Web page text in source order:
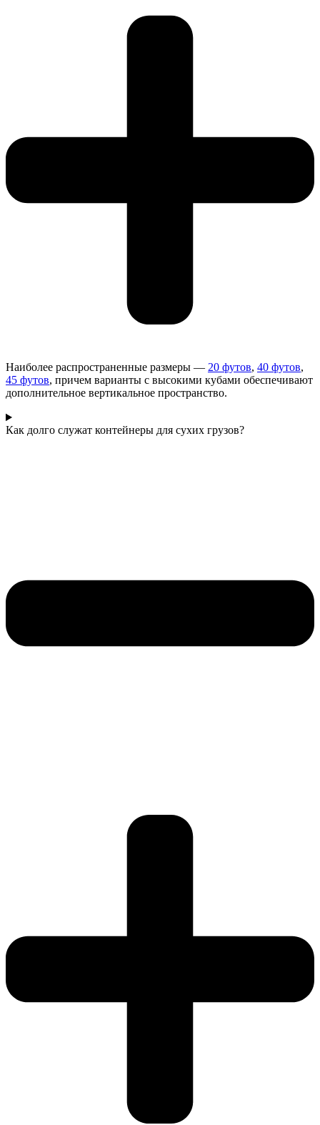
Наиболее распространенные размеры — 20 футов, 40 футов,
45 футов, причем варианты с высокими кубами обеспечивают
дополнительное вертикальное пространство.
Как долго служат контейнеры для сухих грузов?